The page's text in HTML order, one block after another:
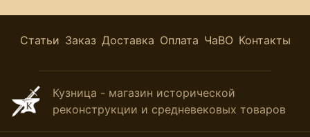
Статьи Заказ Доставка Оплата ЧаВО Контакты
Кузница - магазин исторической
реконструкции и средневековых товаров